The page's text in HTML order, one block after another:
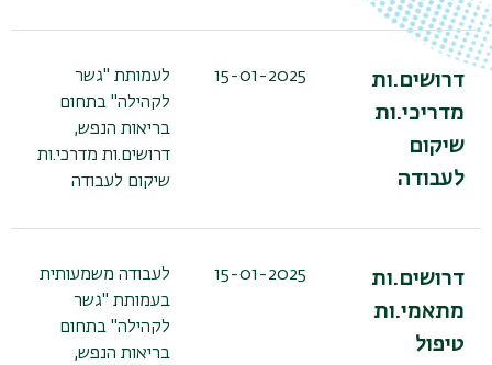
דרושים.ות
מדריכי.ות
שיקום
לעבודה
15-01-2025
לעמותת "גשר
לקהילה" בתחום
בריאות הנפש,
דרושים.ות מדרכי.ות
שיקום לעבודה
דרושים.ות
מתאמי.ות
טיפול
15-01-2025
לעבודה משמעותית
בעמותת "גשר
לקהילה" בתחום
בריאות הנפש,